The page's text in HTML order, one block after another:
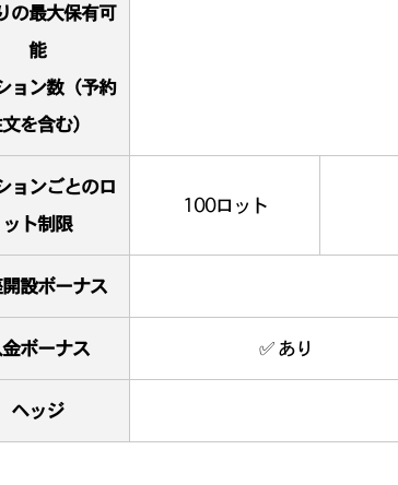
の最大保有可
能
ョン数（予約
を含む）
ョンごとのロ
ット制限
100ロット
設ボーナス
ボーナス ✅ あり
ヘッジ